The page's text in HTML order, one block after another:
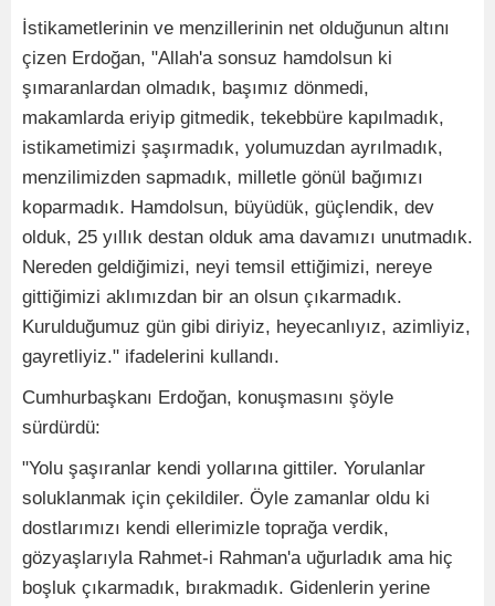
İstikametlerinin ve menzillerinin net olduğunun altını
çizen Erdoğan, "Allah'a sonsuz hamdolsun ki
şımaranlardan olmadık, başımız dönmedi,
makamlarda eriyip gitmedik, tekebbüre kapılmadık,
istikametimizi şaşırmadık, yolumuzdan ayrılmadık,
menzilimizden sapmadık, milletle gönül bağımızı
koparmadık. Hamdolsun, büyüdük, güçlendik, dev
olduk, 25 yıllık destan olduk ama davamızı unutmadık.
Nereden geldiğimizi, neyi temsil ettiğimizi, nereye
gittiğimizi aklımızdan bir an olsun çıkarmadık.
Kurulduğumuz gün gibi diriyiz, heyecanlıyız, azimliyiz,
gayretliyiz." ifadelerini kullandı.
Cumhurbaşkanı Erdoğan, konuşmasını şöyle
sürdürdü:
"Yolu şaşıranlar kendi yollarına gittiler. Yorulanlar
soluklanmak için çekildiler. Öyle zamanlar oldu ki
dostlarımızı kendi ellerimizle toprağa verdik,
gözyaşlarıyla Rahmet-i Rahman'a uğurladık ama hiç
boşluk çıkarmadık, bırakmadık. Gidenlerin yerine